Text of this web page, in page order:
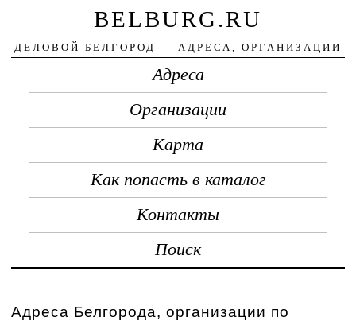
BELBURG.RU
ДЕЛОВОЙ БЕЛГОРОД — АДРЕСА, ОРГАНИЗАЦИИ
Адреса
Организации
Карта
Как попасть в каталог
Контакты
Поиск
Адреса Белгорода, организации по